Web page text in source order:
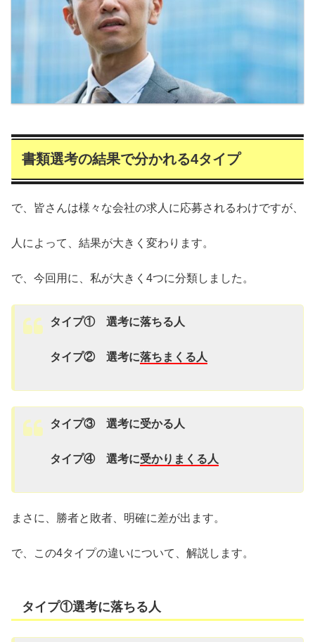
書類選考の結果で分かれる4タイプ
で、皆さんは様々な会社の求人に応募されるわけですが、
人によって、結果が大きく変わります。
で、今回用に、私が大きく4つに分類しました。
タイプ① 選考に落ちる人
タイプ② 選考に落ちまくる人
タイプ③ 選考に受かる人
タイプ④ 選考に受かりまくる人
まさに、勝者と敗者、明確に差が出ます。
で、この4タイプの違いについて、解説します。
タイプ①選考に落ちる人